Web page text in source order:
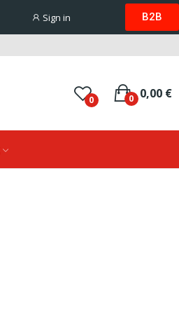
Sign in B2B
0 0,00 €
0